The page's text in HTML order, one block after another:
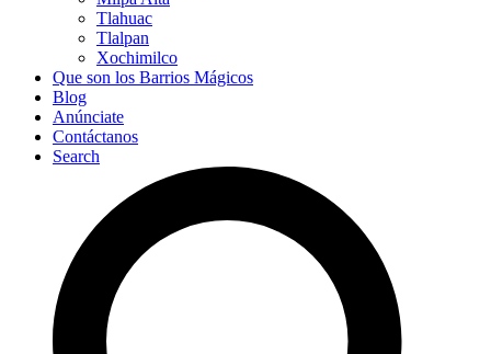
Tlahuac
Tlalpan
Xochimilco
Que son los Barrios Mágicos
Blog
Anúnciate
Contáctanos
Search